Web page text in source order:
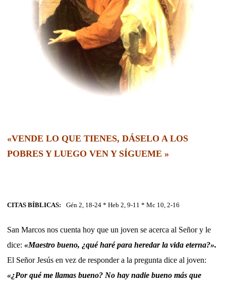
«VENDE LO QUE TIENES, DÁSELO A LOS
POBRES Y LUEGO VEN Y SÍGUEME »
CITAS BÍBLICAS: Gén 2, 18-24 * Heb 2, 9-11 * Mc 10, 2-16
San Marcos nos cuenta hoy que un joven se acerca al Señor y le
dice: «Maestro bueno, ¿qué haré para heredar la vida eterna?».
El Señor Jesús en vez de responder a la pregunta dice al joven:
«¿Por qué me llamas bueno? No hay nadie bueno más que